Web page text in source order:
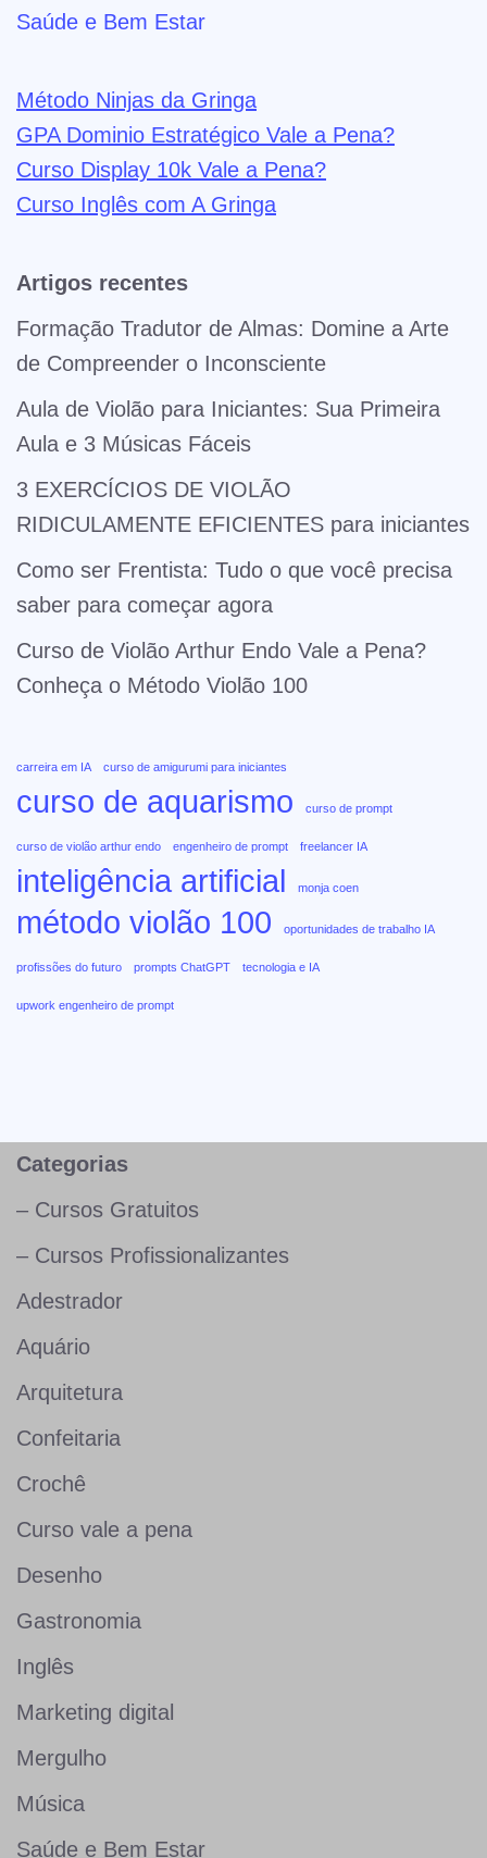
Saúde e Bem Estar
Método Ninjas da Gringa
GPA Dominio Estratégico Vale a Pena?
Curso Display 10k Vale a Pena?
Curso Inglês com A Gringa
Artigos recentes
Formação Tradutor de Almas: Domine a Arte
de Compreender o Inconsciente
Aula de Violão para Iniciantes: Sua Primeira
Aula e 3 Músicas Fáceis
3 EXERCÍCIOS DE VIOLÃO
RIDICULAMENTE EFICIENTES para iniciantes
Como ser Frentista: Tudo o que você precisa
saber para começar agora
Curso de Violão Arthur Endo Vale a Pena?
Conheça o Método Violão 100
carreira em IA curso de amigurumi para iniciantes
curso de aquarismo curso de prompt
curso de violão arthur endo engenheiro de prompt freelancer IA
inteligência artificial monja coen
método violão 100 oportunidades de trabalho IA
profissões do futuro prompts ChatGPT tecnologia e IA
upwork engenheiro de prompt
Categorias
– Cursos Gratuitos
– Cursos Profissionalizantes
Adestrador
Aquário
Arquitetura
Confeitaria
Crochê
Curso vale a pena
Desenho
Gastronomia
Inglês
Marketing digital
Mergulho
Música
Saúde e Bem Estar